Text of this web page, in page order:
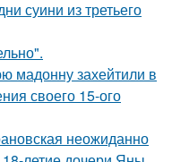
суини из третьего
мадонну захейтили в
своего 15-ого
неожиданно